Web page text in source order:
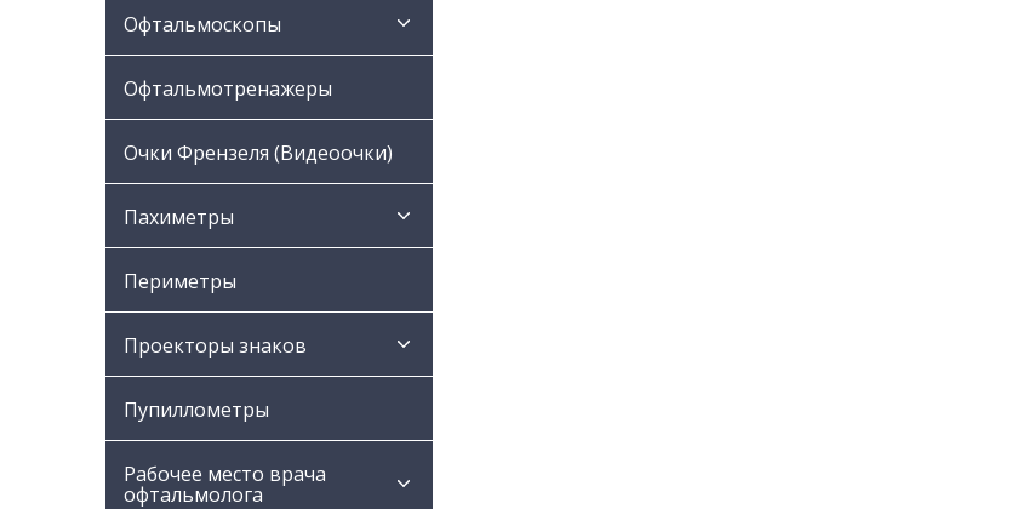
Офтальмоскопы
Офтальмотренажеры
Очки Френзеля (Видеоочки)
Пахиметры
Периметры
Проекторы знаков
Пупиллометры
Рабочее место врача
офтальмолога